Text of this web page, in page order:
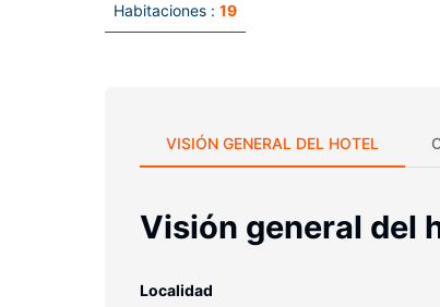
Habitaciones : 19
VISIÓN GENERAL DEL HOTEL
Visión general del
Localidad